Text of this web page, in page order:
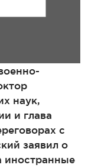
наук,
и глава
с
заявил о
иностранные